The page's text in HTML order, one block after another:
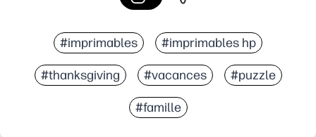
#imprimables #imprimables hp
#thanksgiving #vacances #puzzle
#famille